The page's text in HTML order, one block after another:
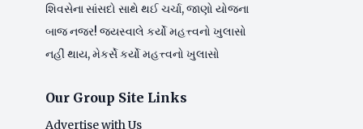
શિવસેના સાંસદો સાથે થઈ ચર્ચા, જાણો યોજના
બાજ નજર! જયસ્વાલે કર્યો મહત્ત્વનો ખુલાસો
નહીં થાય, મેકર્સે કર્યો મહત્ત્વનો ખુલાસો
Our Group Site Links
Advertise with Us